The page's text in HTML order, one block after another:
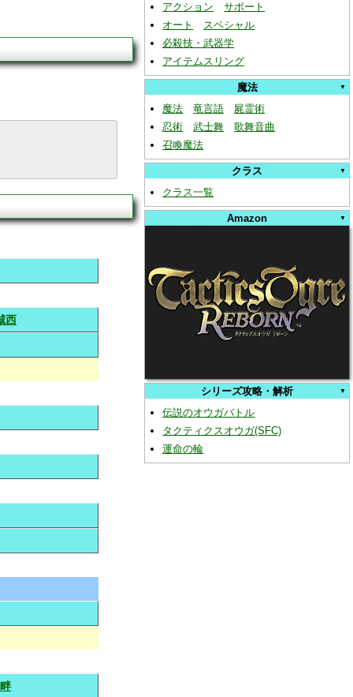
西
アクション
サポート
オート
スペシャル
必殺技・武器学
アイテムスリング
魔法
魔法
竜言語
屍霊術
忍術
武士舞
歌舞音曲
召喚魔法
クラス
クラス一覧
Amazon
シリーズ攻略・解析
伝説のオウガバトル
タクティクスオウガ(SFC)
運命の輪